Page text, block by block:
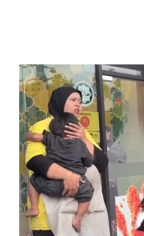
petunjuk mengenai
ringkas berdurasi 13
ditayangkan?” tanya
berusaha keras untuk
pada 10 Julai,” jawab
berlaku jika beliau
berseloroh: “Kalau